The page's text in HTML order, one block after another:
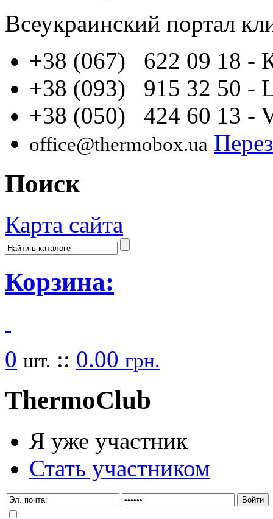
Всеукраинский портал
+38 (067) 622 09 18 -
+38 (093) 915 32 50 -
+38 (050) 424 60 13 -
office@thermobox.ua
Поиск
Карта сайта
Корзина:
0 шт. :: 0.00 грн.
ThermoClub
Я уже участник
Стать участником